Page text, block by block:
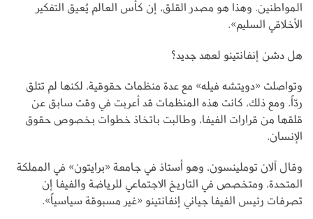
المواطنين. وهذا هو مصدر القلق، إن كأس العالم يُعيق التفكير
الأخلاقي السليم».
هل دشن إنفانتينو لعهد جديد؟
وتواصلت «دويتشه فيله» مع عدة منظمات حقوقية، لكنها لم تتلق
ردّاً. ومع ذلك، كانت هذه المنظمات قد أعربت في وقت سابق عن
قلقها من قرارات الفيفا، وطالبت باتخاذ خطوات بخصوص حقوق
الإنسان.
وقال آلان توملينسون، وهو أستاذ في جامعة «برايتون» في المملكة
المتحدة، ومتخصص في التاريخ الاجتماعي للرياضة والفيفا إن
تصرفات رئيس الفيفا جياني إنفانتينو «غير مسبوقة سياسياً».